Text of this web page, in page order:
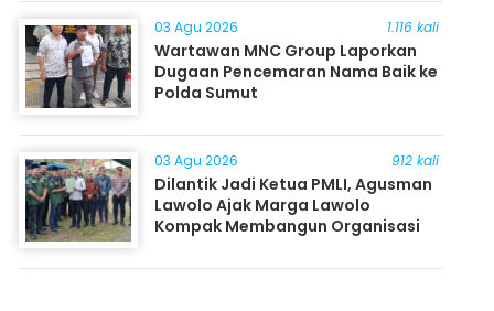
03 Agu 2026 1.116 kali
Wartawan MNC Group Laporkan
Dugaan Pencemaran Nama Baik ke
Polda Sumut
03 Agu 2026 912 kali
Dilantik Jadi Ketua PMLI, Agusman
Lawolo Ajak Marga Lawolo
Kompak Membangun Organisasi